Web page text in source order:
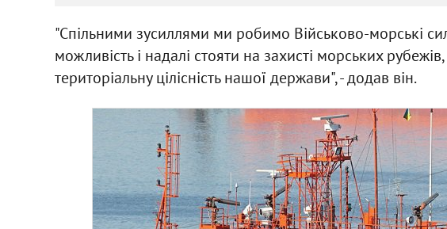
"Спільними зусиллями ми робимо Військово-морські
можливість і надалі стояти на захисті морських
територіальну цілісність нашої держави", - додав він.